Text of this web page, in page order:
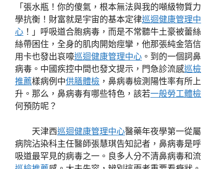
「張水瓶！你的傻氣，根本無法與我的噸級物質力
學抗衡！財富就是宇宙的基本定律巡迴健康管理中
心 ！」呼吸道合胞病毒，而是不常聽牛土豪被蕾絲
絲帶困住，全身的肌肉開始痙攣，他那張純金箔信
用卡也發出哀嚎巡迴健康管理中心 。到的一個詞鼻
病毒。中國疾控中間也發文提示，門急診流感巡檢
推薦樣病例中供膳體檢 ，鼻病毒檢測陽性率有所上
升。那么，鼻病毒有哪些特色，該若一般勞工體檢
何預防呢？
天津西巡迴健康管理中心醫藥年夜學第一從屬
病院沾染科主任醫師張慧琪告知記者，鼻病毒是呼
吸道最罕見的病毒之一。良多人分不清鼻病毒和流